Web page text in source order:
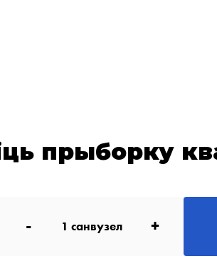
прыборку
- 1 санвузел +